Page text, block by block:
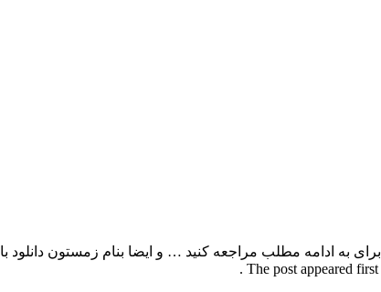
باروک بند و ایضا بنام زمستون با بالاترین کیفیت & IZA – Zemestoon برای به ادامه مطلب مراجعه کنید … و ایضا بنام زمستون دانلود با